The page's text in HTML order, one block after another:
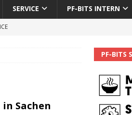
SERVICE PF-BITS INTERN
nicht mehr ALLGEMEIN
Sachen
PF-BITS